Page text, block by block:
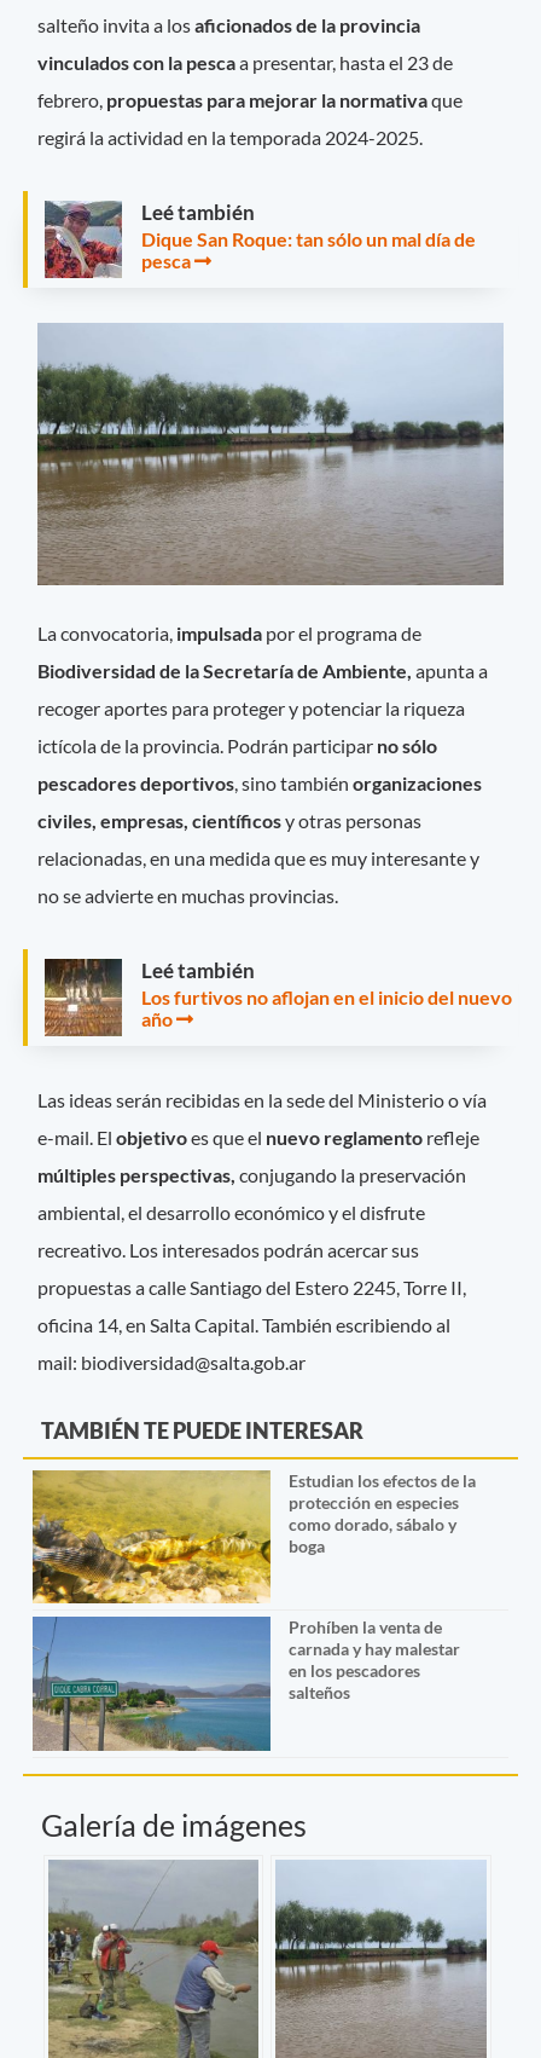
salteño invita a losaficionados de la provincia
vinculados con la pescaa presentar, hasta el 23 de
febrero, propuestas para mejorar la normativaque
regirá la actividad en la temporada 2024-2025.
Leé también
Dique San Roque: tan sólo un mal día de
pesca
La convocatoria, impulsada por el programa de
Biodiversidad de la Secretaría de Ambiente, apunta a
recoger aportes para proteger y potenciar la riqueza
ictícola de la provincia. Podrán participar no sólo
pescadores deportivos, sino tambiénorganizaciones
civiles, empresas, científicosy otras personas
relacionadas, en una medida que es muy interesante y
no se advierte en muchas provincias.
Leé también
Los furtivos no aflojan en el inicio del nuevo
año
Las ideas serán recibidas en la sede del Ministerio o vía
e-mail. Elobjetivoes que el nuevo reglamento refleje
múltiples perspectivas, conjugando la preservación
ambiental, el desarrollo económico y el disfrute
recreativo. Los interesados podrán acercar sus
propuestas a calle Santiago del Estero 2245, Torre II,
oficina 14, en Salta Capital. También escribiendo al
mail: biodiversidad@salta.gob.ar
TAMBIÉN TE PUEDE INTERESAR
Estudian los efectos de la
protección en especies
como dorado, sábalo y
boga
Prohíben la venta de
carnada y hay malestar
en los pescadores
salteños
Galería de imágenes